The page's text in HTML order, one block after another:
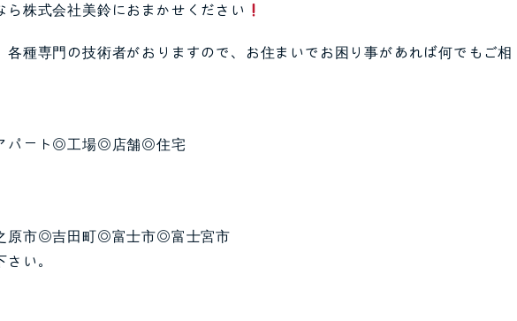
株式会社美鈴におまかせください
種専門の技術者がおりますので、お住まいでお困り事があれば何でもご相
パート◎工場◎店舗◎住宅
市◎吉田町◎富士市◎富士宮市
さい。